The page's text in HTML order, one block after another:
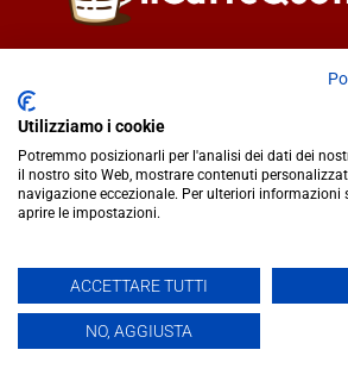
C.F. 92076900858
Chi siamo
Privacy & Cookie
IlCaffèQuotidiano.online è una testata
presso il Tribunale di Caltanissetta n.02/
Realizzato da
Utilizziamo i cookie
Potremmo posizionarli per l'analisi dei dati dei
il nostro sito Web, mostrare contenuti
navigazione eccezionale. Per ulteriori informazioni
aprire le impostazioni.
ACCETTARE TUTTI
NO, AGGIUSTA